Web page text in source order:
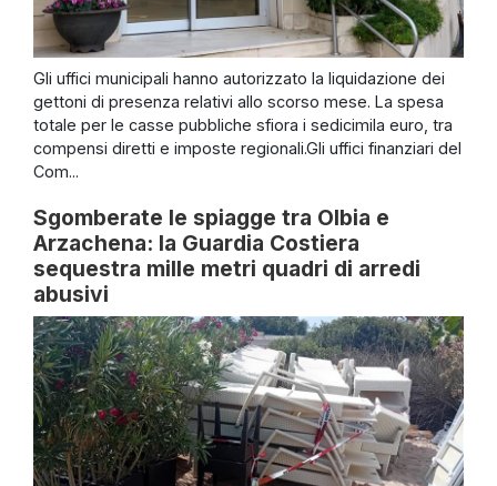
Gli uffici municipali hanno autorizzato la liquidazione dei
gettoni di presenza relativi allo scorso mese. La spesa
totale per le casse pubbliche sfiora i sedicimila euro, tra
compensi diretti e imposte regionali.Gli uffici finanziari del
Com...
Sgomberate le spiagge tra Olbia e
Arzachena: la Guardia Costiera
sequestra mille metri quadri di arredi
abusivi